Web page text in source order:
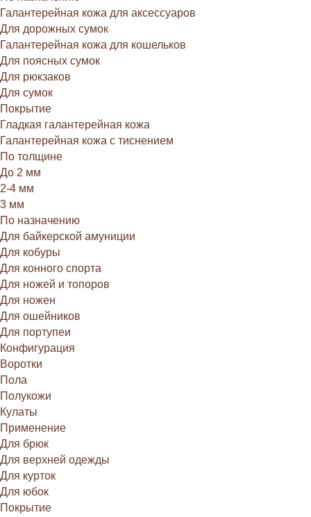
Галантерейная кожа для аксессуаров
Для дорожных сумок
Галантерейная кожа для кошельков
Для поясных сумок
Для рюкзаков
Для сумок
Покрытие
Гладкая галантерейная кожа
Галантерейная кожа с тиснением
По толщине
До 2 мм
2-4 мм
3 мм
По назначению
Для байкерской амуниции
Для кобуры
Для конного спорта
Для ножей и топоров
Для ножен
Для ошейников
Для портупеи
Конфигурация
Воротки
Пола
Полукожи
Кулаты
Применение
Для брюк
Для верхней одежды
Для курток
Для юбок
Покрытие